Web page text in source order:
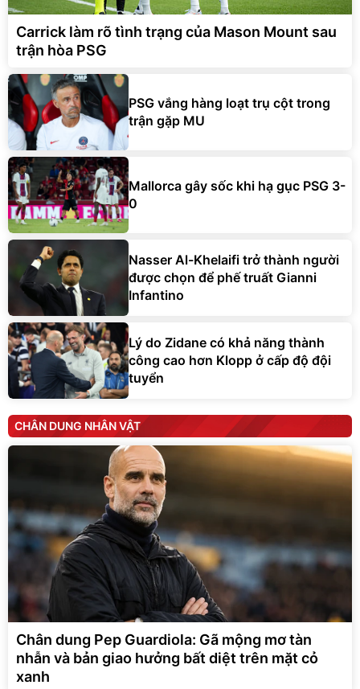
Carrick làm rõ tình trạng của Mason Mount sau
trận hòa PSG
PSG vắng hàng loạt trụ cột trong
trận gặp MU
Mallorca gây sốc khi hạ gục PSG 3-
0
Nasser Al-Khelaifi trở thành người
được chọn để phế truất Gianni
Infantino
Lý do Zidane có khả năng thành
công cao hơn Klopp ở cấp độ đội
tuyển
CHÂN DUNG NHÂN VẬT
Chân dung Pep Guardiola: Gã mộng mơ tàn
nhẫn và bản giao hưởng bất diệt trên mặt cỏ
xanh